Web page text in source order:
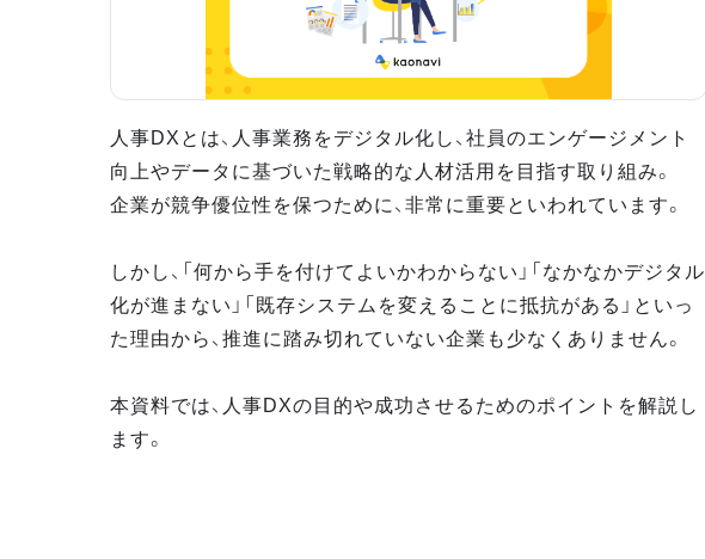
人事DXとは、人事業務をデジタル化し、社員のエンゲージメント
向上やデータに基づいた戦略的な人材活用を目指す取り組み。
企業が競争優位性を保つために、非常に重要といわれています。
しかし、「何から手を付けてよいかわからない」「なかなかデジタル
化が進まない」「既存システムを変えることに抵抗がある」といっ
た理由から、推進に踏み切れていない企業も少なくありません。
本資料では、人事DXの目的や成功させるためのポイントを解説し
ます。